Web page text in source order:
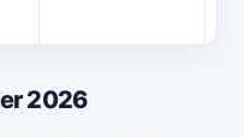
2026